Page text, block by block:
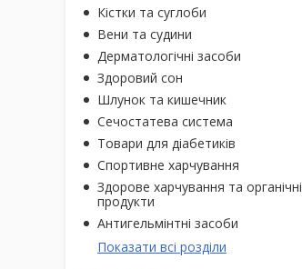
Кістки та суглоби
Вени та судини
Дерматологічні засоби
Здоровий сон
Шлунок та кишечник
Сечостатева система
Товари для діабетиків
Спортивне харчування
Здорове харчування та органічні
продукти
Антигельмінтні засоби
Показати всі розділи